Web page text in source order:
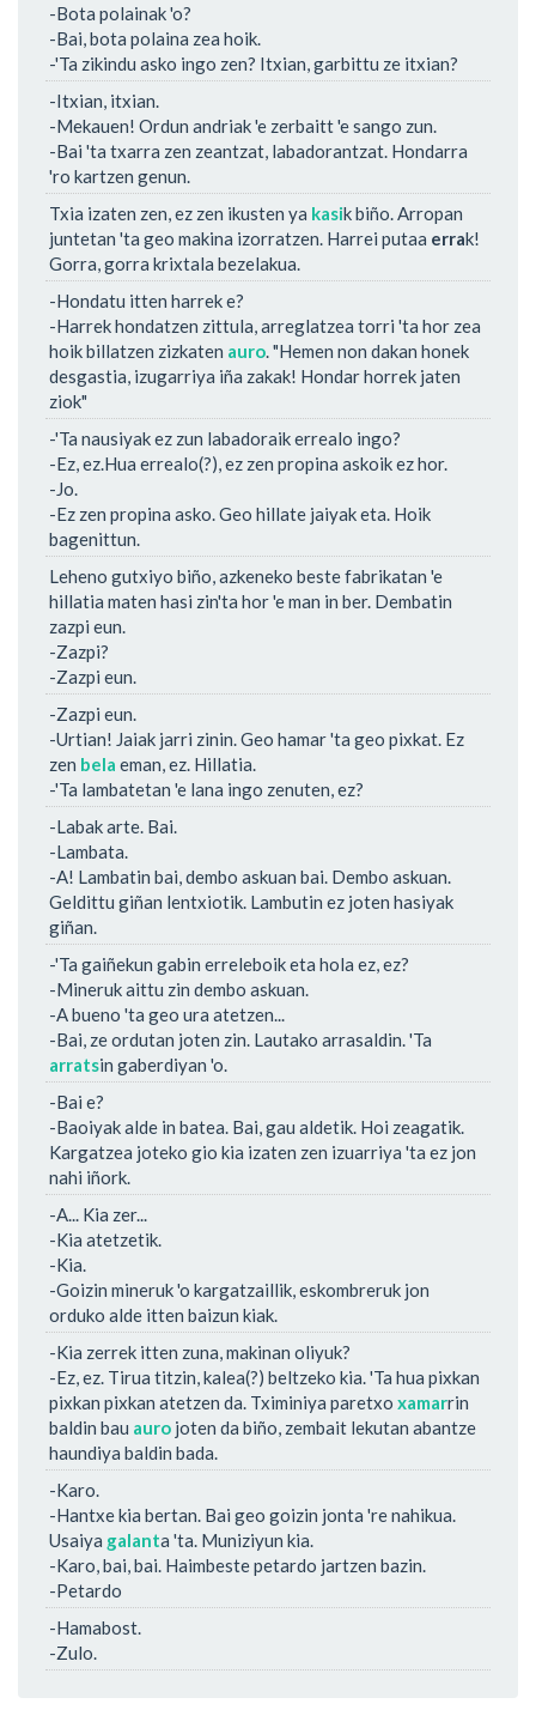
-Bota polainak 'o?
-Bai, bota polaina zea hoik.
-'Ta zikindu asko ingo zen? Itxian, garbittu ze itxian?
-Itxian, itxian.
-Mekauen! Ordun andriak 'e zerbaitt 'e sango zun.
-Bai 'ta txarra zen zeantzat, labadorantzat. Hondarra
'ro kartzen genun.
Txia izaten zen, ez zen ikusten ya kasik biño. Arropan
juntetan 'ta geo makina izorratzen. Harrei putaa errak!
Gorra, gorra krixtala bezelakua.
-Hondatu itten harrek e?
-Harrek hondatzen zittula, arreglatzea torri 'ta hor zea
hoik billatzen zizkaten auro . "Hemen non dakan honek
desgastia, izugarriya iña zakak! Hondar horrek jaten
ziok"
-'Ta nausiyak ez zun labadoraik errealo ingo?
-Ez, ez.Hua errealo(?), ez zen propina askoik ez hor.
-Jo.
-Ez zen propina asko. Geo hillate jaiyak eta. Hoik
bagenittun.
Leheno gutxiyo biño, azkeneko beste fabrikatan 'e
hillatia maten hasi zin'ta hor 'e man in ber. Dembatin
zazpi eun.
-Zazpi?
-Zazpi eun.
-Zazpi eun.
-Urtian! Jaiak jarri zinin. Geo hamar 'ta geo pixkat. Ez
zen bela eman, ez. Hillatia.
-'Ta lambatetan 'e lana ingo zenuten, ez?
-Labak arte. Bai.
-Lambata.
-A! Lambatin bai, dembo askuan bai. Dembo askuan.
Geldittu giñan lentxiotik. Lambutin ez joten hasiyak
giñan.
-'Ta gaiñekun gabin erreleboik eta hola ez, ez?
-Mineruk aittu zin dembo askuan.
-A bueno 'ta geo ura atetzen...
-Bai, ze ordutan joten zin. Lautako arrasaldin. 'Ta
arratsin gaberdiyan 'o.
-Bai e?
-Baoiyak alde in batea. Bai, gau aldetik. Hoi zeagatik.
Kargatzea joteko gio kia izaten zen izuarriya 'ta ez jon
nahi iñork.
-A... Kia zer...
-Kia atetzetik.
-Kia.
-Goizin mineruk 'o kargatzaillik, eskombreruk jon
orduko alde itten baizun kiak.
-Kia zerrek itten zuna, makinan oliyuk?
-Ez, ez. Tirua titzin, kalea(?) beltzeko kia. 'Ta hua pixkan
pixkan pixkan atetzen da. Tximiniya paretxo xamarrin
baldin bau auro joten da biño, zembait lekutan abantze
haundiya baldin bada.
-Karo.
-Hantxe kia bertan. Bai geo goizin jonta 're nahikua.
Usaiya galanta 'ta. Muniziyun kia.
-Karo, bai, bai. Haimbeste petardo jartzen bazin.
-Petardo
-Hamabost.
-Zulo.